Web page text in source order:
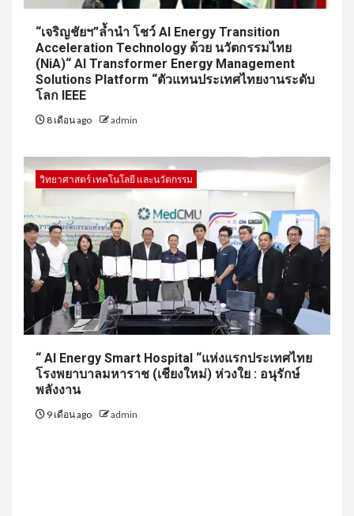
“เจริญชัยฯ”ล้ำนำ โชว์ AI Energy Transition
Acceleration Technology ด้วย นวัตกรรมไทย
(NiA)“ AI Transformer Energy Management
Solutions Platform “ตัวแทนประเทศไทยงานระดับ
โลก IEEE
8 เดือน ago admin
วิทยาศาสตร์ เทคโนโลยี และนวัตกรรม
“ AI Energy Smart Hospital “แห่งแรกประเทศไทย
โรงพยาบาลมหาราช (เชียงใหม่) ห่วงใย : อนุรักษ์
พลังงาน
9 เดือน ago admin